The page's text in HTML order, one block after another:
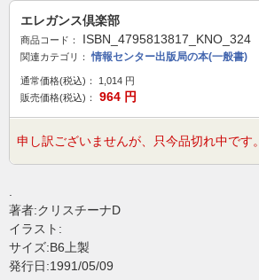
エレガンス倶楽部
商品コード： ISBN_4795813817_KNO_324
関連カテゴリ： 情報センター出版局の本(一般書)
通常価格(税込)： 1,014 円
販売価格(税込)：
964 円
申し訳ございませんが、只今品切れ中です。
著者:クリスチーナD
イラスト:
サイズ:B6上製
発行日:1991/05/09